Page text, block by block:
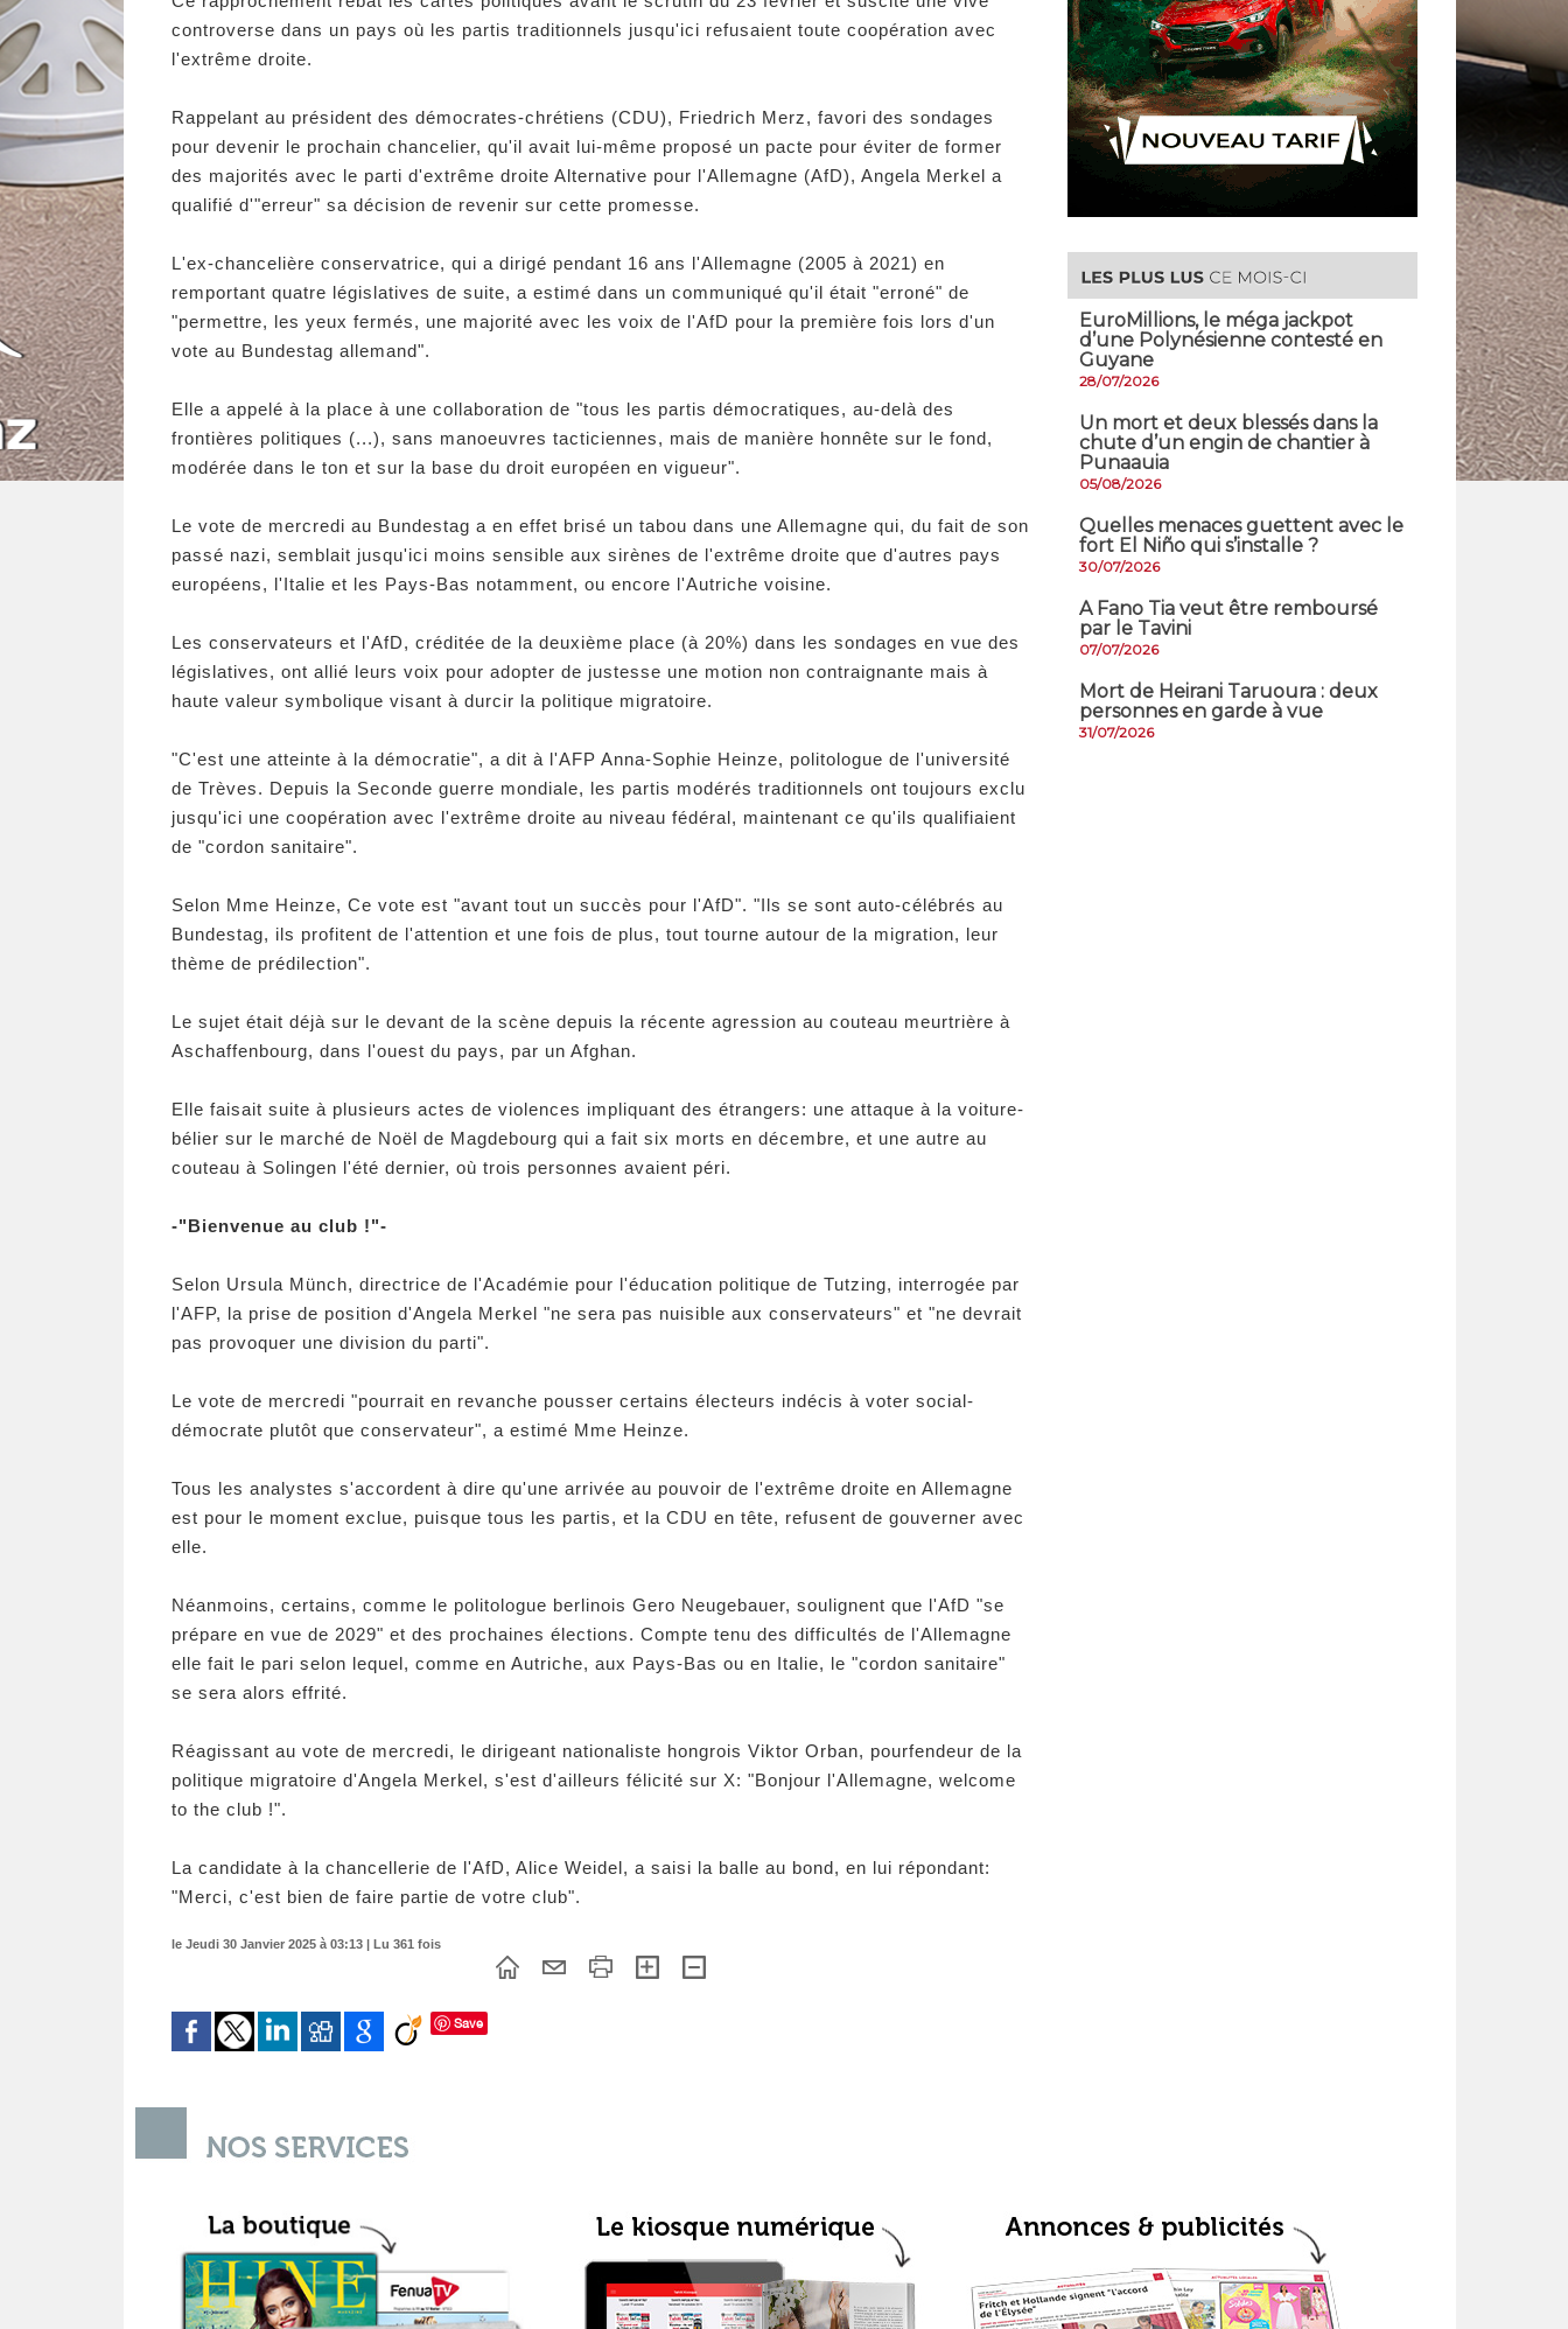
controverse dans un pays où les partis traditionnels jusqu'ici refusaient toute coopération avec
l'extrême droite.
Rappelant au président des démocrates-chrétiens (CDU), Friedrich Merz, favori des sondages
pour devenir le prochain chancelier, qu'il avait lui-même proposé un pacte pour éviter de former
des majorités avec le parti d'extrême droite Alternative pour l'Allemagne (AfD), Angela Merkel a
qualifié d'"erreur" sa décision de revenir sur cette promesse.
L'ex-chancelière conservatrice, qui a dirigé pendant 16 ans l'Allemagne (2005 à 2021) en
remportant quatre législatives de suite, a estimé dans un communiqué qu'il était "erroné" de
"permettre, les yeux fermés, une majorité avec les voix de l'AfD pour la première fois lors d'un
vote au Bundestag allemand".
Elle a appelé à la place à une collaboration de "tous les partis démocratiques, au-delà des
frontières politiques (...), sans manoeuvres tacticiennes, mais de manière honnête sur le fond,
modérée dans le ton et sur la base du droit européen en vigueur".
Le vote de mercredi au Bundestag a en effet brisé un tabou dans une Allemagne qui, du fait de son
passé nazi, semblait jusqu'ici moins sensible aux sirènes de l'extrême droite que d'autres pays
européens, l'Italie et les Pays-Bas notamment, ou encore l'Autriche voisine.
Les conservateurs et l'AfD, créditée de la deuxième place (à 20%) dans les sondages en vue des
législatives, ont allié leurs voix pour adopter de justesse une motion non contraignante mais à
haute valeur symbolique visant à durcir la politique migratoire.
"C'est une atteinte à la démocratie", a dit à l'AFP Anna-Sophie Heinze, politologue de l'université
de Trèves. Depuis la Seconde guerre mondiale, les partis modérés traditionnels ont toujours exclu
jusqu'ici une coopération avec l'extrême droite au niveau fédéral, maintenant ce qu'ils qualifiaient
de "cordon sanitaire".
Selon Mme Heinze, Ce vote est "avant tout un succès pour l'AfD". "Ils se sont auto-célébrés au
Bundestag, ils profitent de l'attention et une fois de plus, tout tourne autour de la migration, leur
thème de prédilection".
Le sujet était déjà sur le devant de la scène depuis la récente agression au couteau meurtrière à
Aschaffenbourg, dans l'ouest du pays, par un Afghan.
Elle faisait suite à plusieurs actes de violences impliquant des étrangers: une attaque à la voiture-
bélier sur le marché de Noël de Magdebourg qui a fait six morts en décembre, et une autre au
couteau à Solingen l'été dernier, où trois personnes avaient péri.
-"Bienvenue au club !"-
Selon Ursula Münch, directrice de l'Académie pour l'éducation politique de Tutzing, interrogée par
l'AFP, la prise de position d'Angela Merkel "ne sera pas nuisible aux conservateurs" et "ne devrait
pas provoquer une division du parti".
Le vote de mercredi "pourrait en revanche pousser certains électeurs indécis à voter social-
démocrate plutôt que conservateur", a estimé Mme Heinze.
Tous les analystes s'accordent à dire qu'une arrivée au pouvoir de l'extrême droite en Allemagne
est pour le moment exclue, puisque tous les partis, et la CDU en tête, refusent de gouverner avec
elle.
Néanmoins, certains, comme le politologue berlinois Gero Neugebauer, soulignent que l'AfD "se
prépare en vue de 2029" et des prochaines élections. Compte tenu des difficultés de l'Allemagne
elle fait le pari selon lequel, comme en Autriche, aux Pays-Bas ou en Italie, le "cordon sanitaire"
se sera alors effrité.
Réagissant au vote de mercredi, le dirigeant nationaliste hongrois Viktor Orban, pourfendeur de la
politique migratoire d'Angela Merkel, s'est d'ailleurs félicité sur X: "Bonjour l'Allemagne, welcome
to the club !".
La candidate à la chancellerie de l'AfD, Alice Weidel, a saisi la balle au bond, en lui répondant:
"Merci, c'est bien de faire partie de votre club".
le Jeudi 30 Janvier 2025 à 03:13 | Lu 361 fois
Save
EuroMillions, ​le méga jackpot
d’une Polynésienne contesté en
Guyane
28/07/2026
​Un mort et deux blessés dans la
chute d’un engin de chantier à
Punaauia
05/08/2026
Quelles menaces guettent avec le
fort El Niño qui s’installe ?
30/07/2026
A Fano Tia veut être remboursé
par le Tavini
07/07/2026
Mort de Heirani Taruoura : deux
personnes en garde à vue
31/07/2026